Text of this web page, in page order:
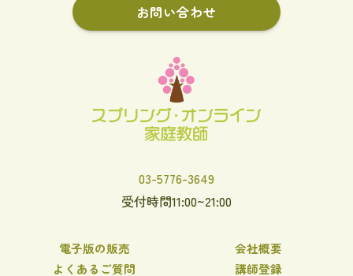
お問い合わせ
03-5776-3649
受付時間11:00~21:00
電子版の販売
会社概要
よくあるご質問
講師登録